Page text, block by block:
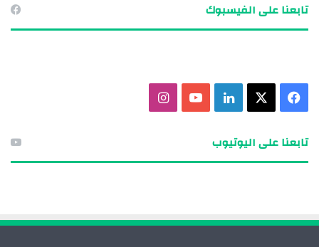
تابعنا على الفيسبوك
تابعنا على اليوتيوب